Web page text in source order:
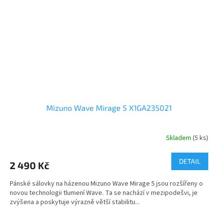
Mizuno Wave Mirage 5 X1GA235021
Skladem (5 ks)
2 490 Kč DETAIL
Pánské sálovky na házenou Mizuno Wave Mirage 5 jsou rozšířeny o
novou technologii tlumení Wave. Ta se nachází v mezipodešvi, je
zvýšena a poskytuje výrazně větší stabilitu...